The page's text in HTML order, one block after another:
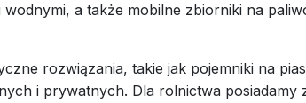
a także mobilne zbiorniki na
rozwiązania, takie jak pojemniki na
i prywatnych. Dla rolnictwa posiadamy